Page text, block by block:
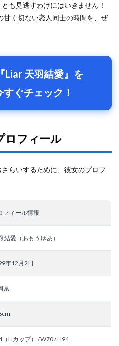
も見逃すわけにはいきません！
甘く切ない恋人同士の時間を、ぜ
Liar 天羽結愛』を
ぐチェック！
ロフィール
らいするために、彼女のプロフ
フィール情報
結愛（あもう ゆあ）
年12月2日
県
（Hカップ） / W70 / H94